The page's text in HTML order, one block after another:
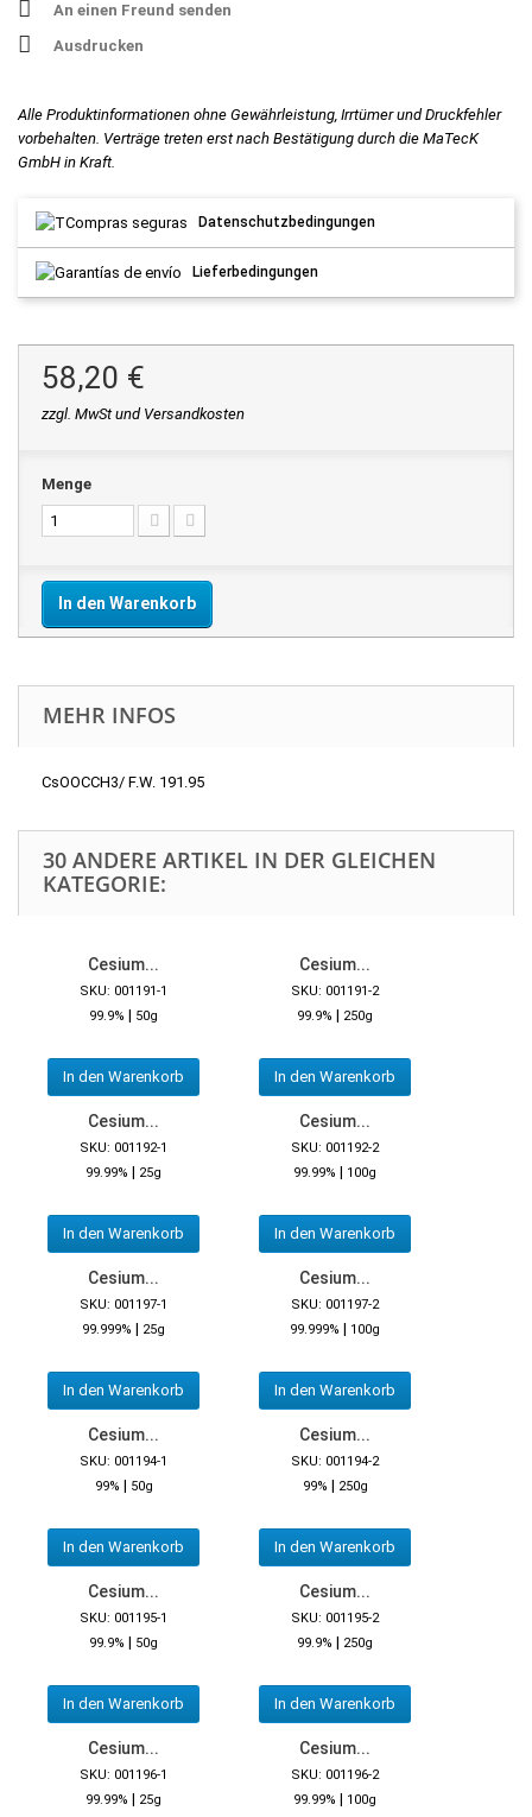
An einen Freund senden
Ausdrucken
Alle Produktinformationen ohne Gewährleistung, Irrtümer und Druckfehler
vorbehalten. Verträge treten erst nach Bestätigung durch die MaTecK
GmbH in Kraft.
Datenschutzbedingungen
Lieferbedingungen
58,20 €
zzgl. MwSt und Versandkosten
Menge
In den Warenkorb
MEHR INFOS
CsOOCCH3/ F.W. 191.95
30 ANDERE ARTIKEL IN DER GLEICHEN
KATEGORIE:
Cesium...
SKU: 001191-1
99.9% | 50g
In den Warenkorb
Cesium...
SKU: 001191-2
99.9% | 250g
In den Warenkorb
Cesium...
SKU: 001192-1
99.99% | 25g
In den Warenkorb
Cesium...
SKU: 001192-2
99.99% | 100g
In den Warenkorb
Cesium...
SKU: 001197-1
99.999% | 25g
In den Warenkorb
Cesium...
SKU: 001197-2
99.999% | 100g
In den Warenkorb
Cesium...
SKU: 001194-1
99% | 50g
In den Warenkorb
Cesium...
SKU: 001194-2
99% | 250g
In den Warenkorb
Cesium...
SKU: 001195-1
99.9% | 50g
In den Warenkorb
Cesium...
SKU: 001195-2
99.9% | 250g
In den Warenkorb
Cesium...
SKU: 001196-1
99.99% | 25g
Cesium...
SKU: 001196-2
99.99% | 100g